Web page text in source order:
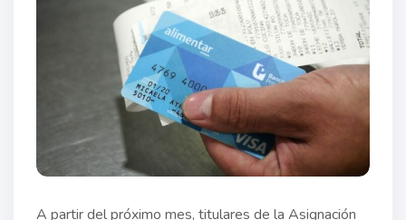
A partir del próximo mes, titulares de la Asignación